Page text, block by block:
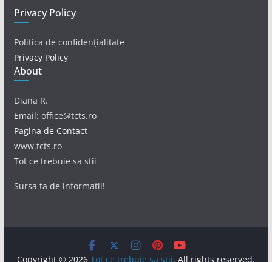
Privacy Policy
Politica de confidențialitate
Privacy Policy
About
Diana R.
Email: office@tcts.ro
Pagina de Contact
www.tcts.ro
Tot ce trebuie sa stii
Sursa ta de informatii!
Copyright © 2026 Tot ce trebuie sa stii. All rights reserved.